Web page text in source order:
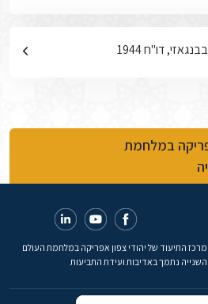
דו"ח 1944
במלחמת
מרכז התיעוד של יהודי צפון אפריקה במלחמת העולם
השנייה נתמך באדיבות ועידת התביעות